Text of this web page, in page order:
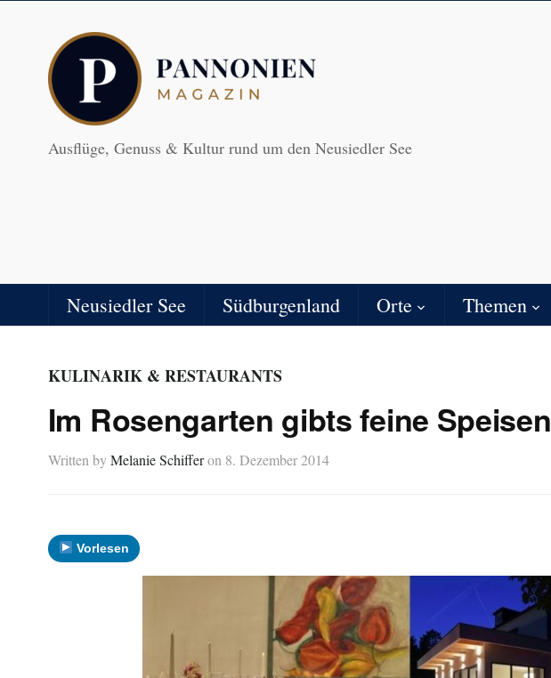
Ausflüge, Genuss & Kultur rund um den Neusiedler See
Neusiedler See Südburgenland Orte Themen
KULINARIK & RESTAURANTS
Im Rosengarten gibts feine Speisen
Written byMelanie Schiffer on 8. Dezember 2014
Vorlesen